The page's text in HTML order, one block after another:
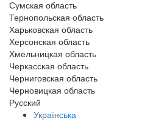
Сумская область
Тернопольская область
Харьковская область
Херсонская область
Хмельницкая область
Черкасская область
Черниговская область
Черновицкая область
Русский
Українська